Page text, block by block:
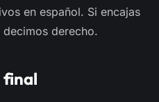
en español. Si encajas
derecho.
final